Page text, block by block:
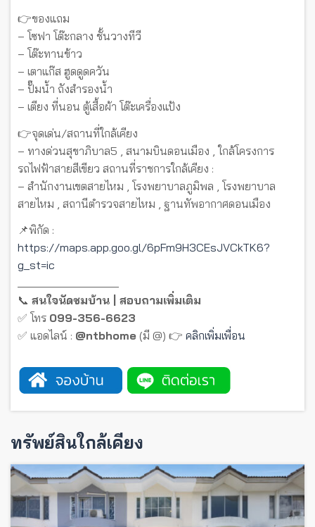
👉ของแถม
– โซฟา โต๊ะกลาง ชั้นวางทีวี
– โต๊ะทานข้าว
– เตาแก๊ส ฮูดดูดควัน
– ปั๊มน้ำ ถังสำรองน้ำ
– เตียง ที่นอน ตู้เสื้อผ้า โต๊ะเครื่องแป้ง
👉จุดเด่น/สถานที่ใกล้เคียง
– ทางด่วนสุขาภิบาล5 , สนามบินดอนเมือง , ใกล้โครงการ
รถไฟฟ้าสายสีเขียว สถานที่ราชการใกล้เคียง :
– สำนักงานเขตสายไหม , โรงพยาบาลภูมิพล , โรงพยาบาล
สายไหม , สถานีตำรวจสายไหม , ฐานทัพอากาศดอนเมือง
📌พิกัด :
https://maps.app.goo.gl/6pFm9H3CEsJVCkTK6?
g_st=ic
📞 สนใจนัดชมบ้าน | สอบถามเพิ่มเติม
✅ โทร 099-356-6623
✅ แอดไลน์ : @ntbhome (มี @) 👉 คลิกเพิ่มเพื่อน
ทรัพย์สินใกล้เคียง